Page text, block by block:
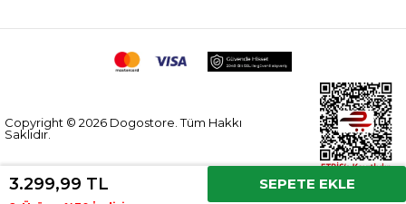
3.299,99 TL SEPETE EKLE
Copyright © 2026 Dogostore. Tüm Hakkı
Saklıdır.